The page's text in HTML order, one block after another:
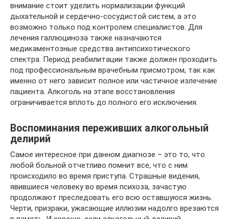
внимание стоит уделить нормализации функций
дыхательной и сердечно-сосудистой систем, а это
возможно только под контролем специалистов. Для
лечения галлюциноза также назначаются
медикаментозные средства антипсихотического
спектра. Период реабилитации также должен проходить
под профессиональным врачебным присмотром, так как
именно от него зависит полное или частичное излечение
пациента. Алкоголь на этапе восстановления
ограничивается вплоть до полного его исключения.
Воспоминания переживших алкогольный
делирий
Самое интересное при данном диагнозе – это то, что
любой больной отчетливо помнит все, что с ним
происходило во время приступа. Страшные видения,
явившиеся человеку во время психоза, зачастую
продолжают преследовать его всю оставшуюся жизнь.
Черти, призраки, ужасающие иллюзии надолго врезаются